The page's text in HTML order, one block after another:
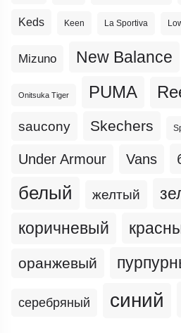
Keds Keen La Sportiva
Mizuno New Balance
Onitsuka Tiger PUMA
saucony Skechers
Under Armour Vans
белый желтый
коричневый
оранжевый
серебряный синий